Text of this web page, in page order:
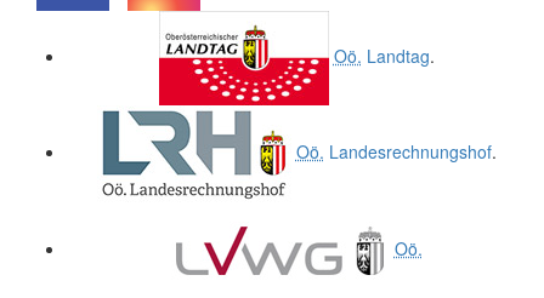
Oö. Landtag.
Oö. Landesrechnungshof.
Oö.